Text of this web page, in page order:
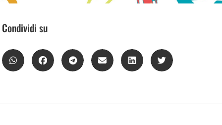
Condividi su